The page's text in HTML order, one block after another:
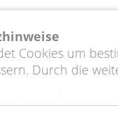
Cookies um
Durch die